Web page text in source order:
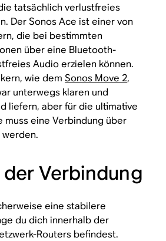
tatsächlich verlustfreies
Der Sonos Ace ist einer von
die bei bestimmten
über eine Bluetooth-
Audio erzielen können.
wie demSonos Move 2,
unterwegs klaren und
liefern, aber für die ultimative
muss eine Verbindung über
Verbindung
eine stabilere
du dich innerhalb der
Routers befindest.